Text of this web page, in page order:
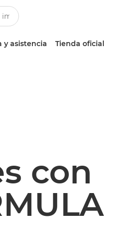
y asistencia Tienda oficial
con